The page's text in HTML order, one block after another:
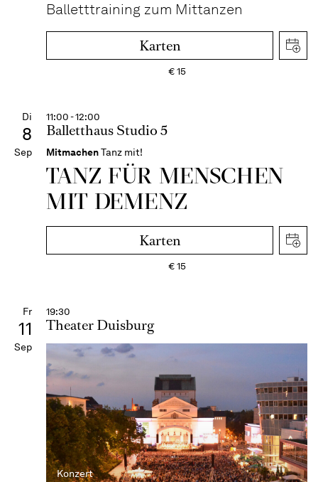
Balletttraining zum Mittanzen
Karten
€15
Di
8
Sep
11:00 - 12:00
Balletthaus Studio 5
MitmachenTanz mit!
TANZ FÜR MENSCHEN
MIT DEMENZ
Karten
€15
Fr
11
Sep
19:30
Theater Duisburg
Konzert